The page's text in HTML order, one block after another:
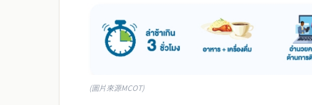
(圖片來源MCOT)